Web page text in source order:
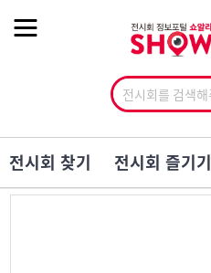
전시회 찾기 전시회 즐기기